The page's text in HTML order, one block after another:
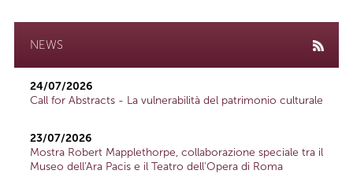
NEWS
24/07/2026
Call for Abstracts - La vulnerabilità del patrimonio culturale
23/07/2026
Mostra Robert Mapplethorpe, collaborazione speciale tra il
Museo dell'Ara Pacis e il Teatro dell'Opera di Roma